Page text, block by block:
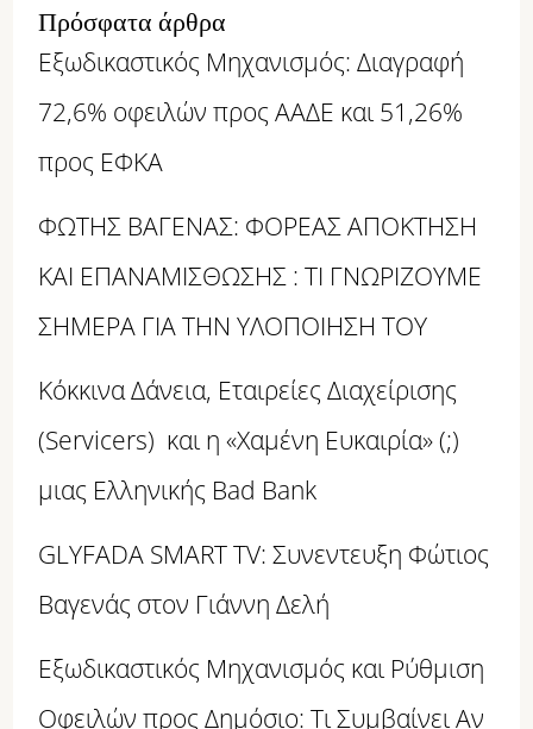
Πρόσφατα άρθρα
Εξωδικαστικός Μηχανισμός: Διαγραφή
72,6% οφειλών προς ΑΑΔΕ και 51,26%
προς ΕΦΚΑ
ΦΩΤΗΣ ΒΑΓΕΝΑΣ: ΦΟΡΕΑΣ ΑΠΟΚΤΗΣΗ
ΚΑΙ ΕΠΑΝΑΜΙΣΘΩΣΗΣ : ΤΙ ΓΝΩΡΙΖΟΥΜΕ
ΣΗΜΕΡΑ ΓΙΑ ΤΗΝ ΥΛΟΠΟΙΗΣΗ ΤΟΥ
Κόκκινα Δάνεια, Εταιρείες Διαχείρισης
(Servicers) και η «Χαμένη Ευκαιρία» (;)
μιας Ελληνικής Bad Bank
GLYFADA SMART TV: Συνεντευξη Φώτιος
Βαγενάς στον Γιάννη Δελή
Εξωδικαστικός Μηχανισμός και Ρύθμιση
Οφειλών προς Δημόσιο: Τι Συμβαίνει Αν